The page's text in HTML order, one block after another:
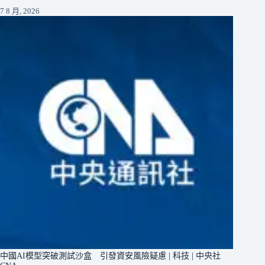
7 8 月, 2026
中國AI模型突破測試沙盒 引發資安風險疑慮 | 科技 | 中央社